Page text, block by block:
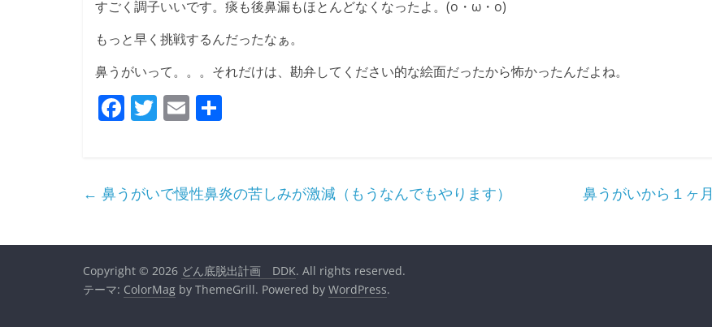
すごく調子いいです。痰も後鼻漏もほとんどなくなったよ。(o・ω・o)
もっと早く挑戦するんだったなぁ。
鼻うがいって。。。それだけは、勘弁してください的な絵面だったから怖かったんだよね。
F
e
b
o
o
k
T
er
E
l
← 鼻うがいで慢性鼻炎の苦しみが激減（もうなんでもやります） 鼻うがいから１ヶ月
Copyright © 2026 どん底脱出計画 DDK. All rights reserved.
テーマ: ColorMag by ThemeGrill. Powered by WordPress.